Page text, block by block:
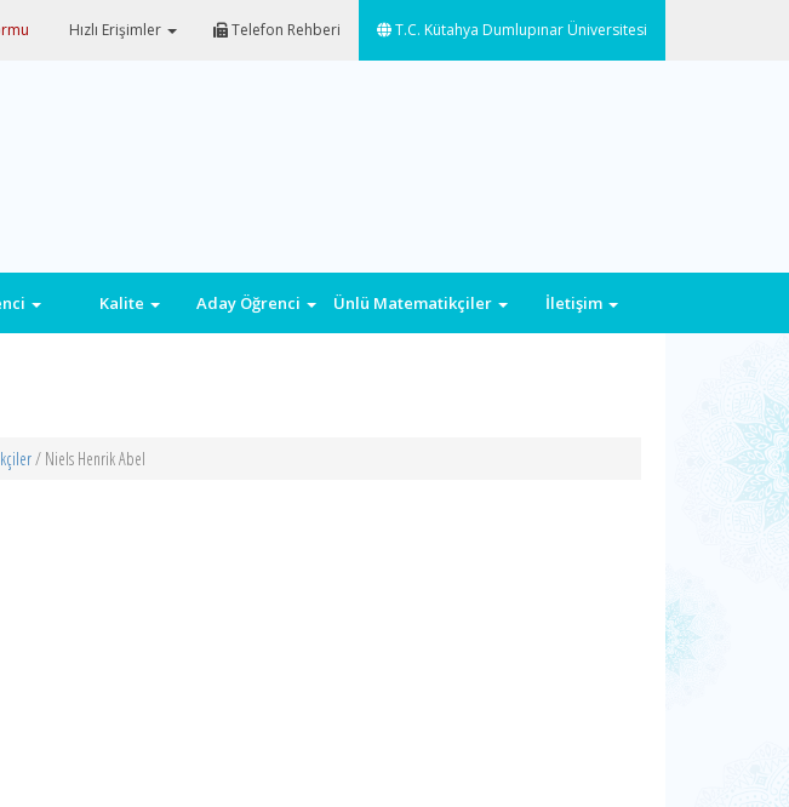
Hızlı Erişimler Telefon Rehberi T.C. Kütahya Dumlupınar Üniversitesi
Kalite Aday Öğrenci Ünlü Matematikçiler İletişim
/ Niels Henrik Abel